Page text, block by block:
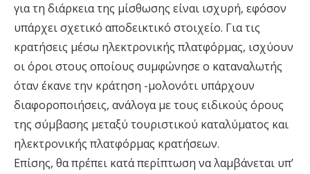
για τη διάρκεια της µίσθωσης είναι ισχυρή, εφόσον
υπάρχει σχετικό αποδεικτικό στοιχείο. Για τις
κρατήσεις µέσω ηλεκτρονικής πλατφόρµας, ισχύουν
οι όροι στους οποίους συµφώνησε ο καταναλωτής
όταν έκανε την κράτηση -µολονότι υπάρχουν
διαφοροποιήσεις, ανάλογα µε τους ειδικούς όρους
της σύµβασης µεταξύ τουριστικού καταλύµατος και
ηλεκτρονικής πλατφόρµας κρατήσεων.
Επίσης, θα πρέπει κατά περίπτωση να λαµβάνεται υπ’